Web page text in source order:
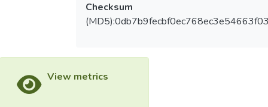
Checksum
View metrics